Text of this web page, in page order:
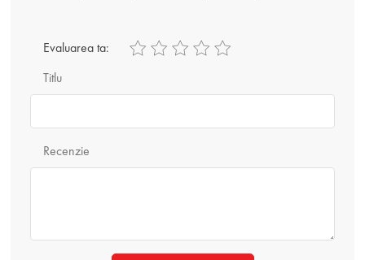
Titlu
Evaluarea ta:
Recenzie